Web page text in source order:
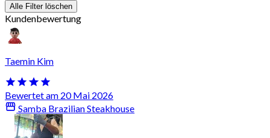
Alle Filter löschen
Kundenbewertung
Taemin Kim
Bewertet am 20 Mai 2026
Samba Brazilian Steakhouse